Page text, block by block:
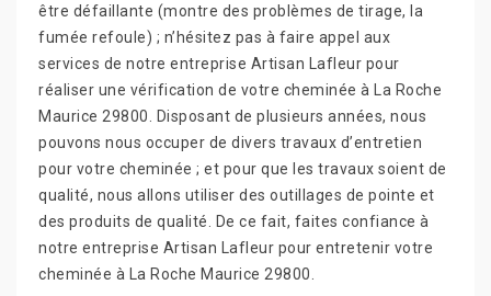
être défaillante (montre des problèmes de tirage, la
fumée refoule) ; n’hésitez pas à faire appel aux
services de notre entreprise Artisan Lafleur pour
réaliser une vérification de votre cheminée à La Roche
Maurice 29800. Disposant de plusieurs années, nous
pouvons nous occuper de divers travaux d’entretien
pour votre cheminée ; et pour que les travaux soient de
qualité, nous allons utiliser des outillages de pointe et
des produits de qualité. De ce fait, faites confiance à
notre entreprise Artisan Lafleur pour entretenir votre
cheminée à La Roche Maurice 29800.